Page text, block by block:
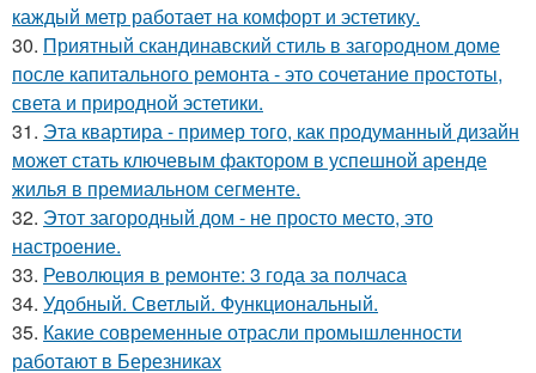
каждый метр работает на комфорт и эстетику.
30. Приятный скандинавский стиль в загородном доме
после капитального ремонта - это сочетание простоты,
света и природной эстетики.
31. Эта квартира - пример того, как продуманный дизайн
может стать ключевым фактором в успешной аренде
жилья в премиальном сегменте.
32. Этот загородный дом - не просто место, это
настроение.
33. Революция в ремонте: 3 года за полчаса
34. Удобный. Светлый. Функциональный.
35. Какие современные отрасли промышленности
работают в Березниках